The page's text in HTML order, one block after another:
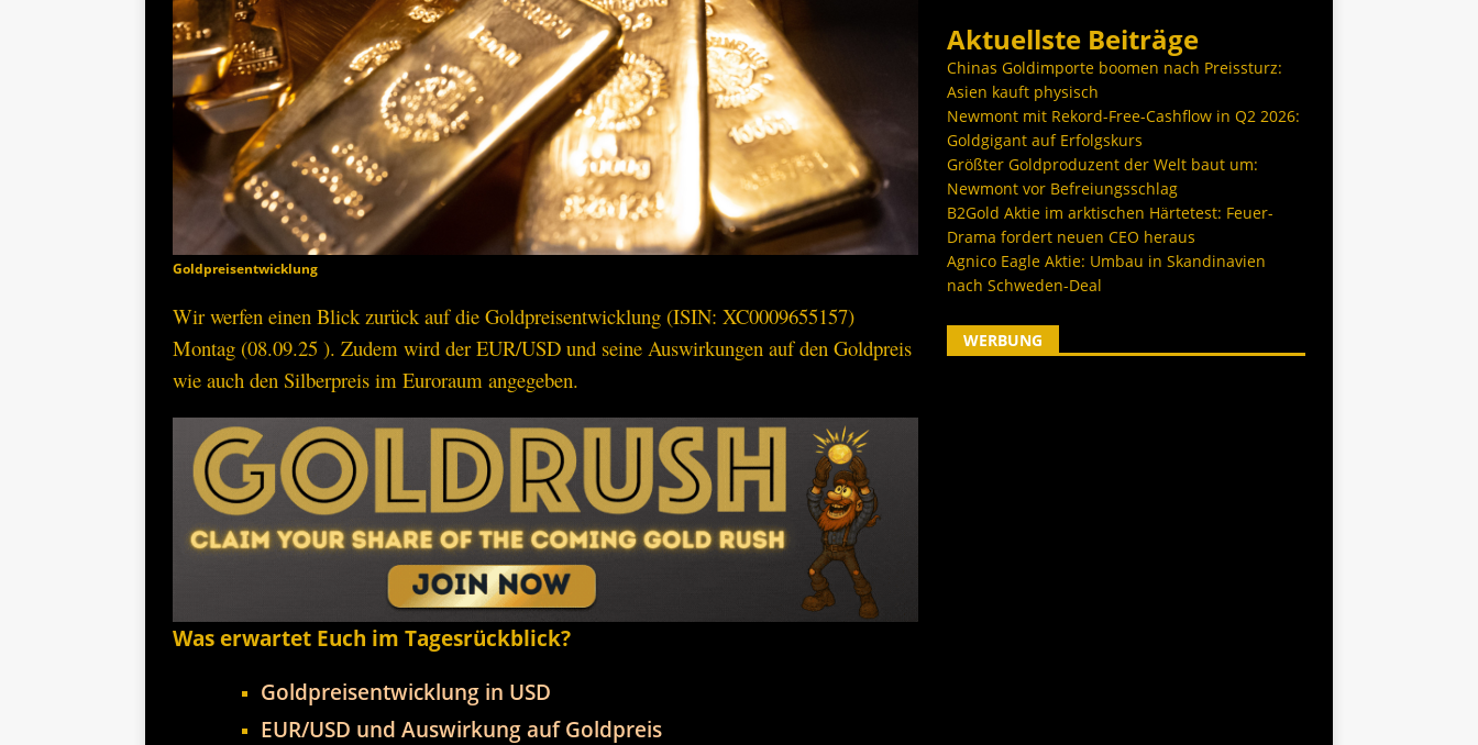
Goldpreisentwicklung
Wir werfen einen Blick zurück auf die Goldpreisentwicklung (ISIN: XC0009655157)
Montag (08.09.25 ). Zudem wird der EUR/USD und seine Auswirkungen auf den Goldpreis
wie auch den Silberpreis im Euroraum angegeben.
Was erwartet Euch im Tagesrückblick?
Goldpreisentwicklung in USD
EUR/USD und Auswirkung auf Goldpreis
Aktuellste Beiträge
Chinas Goldimporte boomen nach Preissturz:
Asien kauft physisch
Newmont mit Rekord-Free-Cashflow in Q2 2026:
Goldgigant auf Erfolgskurs
Größter Goldproduzent der Welt baut um:
Newmont vor Befreiungsschlag
B2Gold Aktie im arktischen Härtetest: Feuer-
Drama fordert neuen CEO heraus
Agnico Eagle Aktie: Umbau in Skandinavien
nach Schweden-Deal
WERBUNG